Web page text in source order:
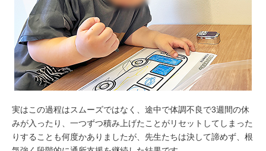
実はこの過程はスムーズではなく、途中で体調不良で3週間の休
みが入ったり、一つずつ積み上げたことがリセットしてしまった
りすることも何度かありましたが、先生たちは決して諦めず、根